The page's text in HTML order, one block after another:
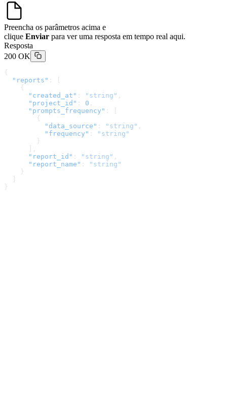
Preencha os parâmetros acima e
clique Enviar para ver uma resposta em tempo real aqui.
Resposta
200 OK
{
  "reports"
: [
    {
      "created_at"
: "string" ,
      "project_id"
: 0 ,
      "prompts_frequency"
: [
        {
          "data_source"
: "string" ,
          "frequency"
:
"string"
        }
      ],
      "report_id"
: "string" ,
      "report_name"
:
"string"
    }
}